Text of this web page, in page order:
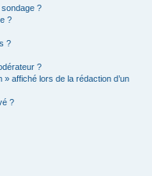
sondage ?
?
?
?
affiché lors de la rédaction d’un
?